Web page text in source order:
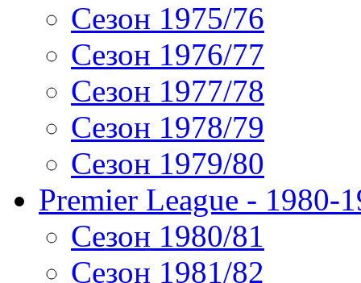
Сезон 1975/76
Сезон 1976/77
Сезон 1977/78
Сезон 1978/79
Сезон 1979/80
Premier League - 1980-
Сезон 1980/81
Сезон 1981/82